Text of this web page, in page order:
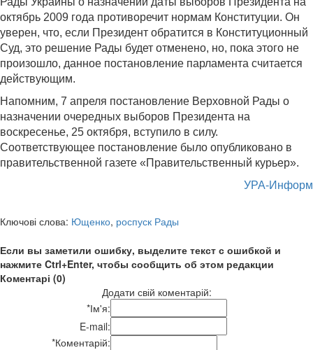
октябрь 2009 года противоречит нормам Конституции. Он
уверен, что, если Президент обратится в Конституционный
Суд, это решение Рады будет отменено, но, пока этого не
произошло, данное постановление парламента считается
действующим.
Напомним, 7 апреля постановление Верховной Рады о
назначении очередных выборов Президента на
воскресенье, 25 октября, вступило в силу.
Соответствующее постановление было опубликовано в
правительственной газете «Правительственный курьер».
УРА-Информ
Ключові слова: Ющенко, роспуск Рады
Если вы заметили ошибку, выделите текст с ошибкой и
нажмите Ctrl+Enter, чтобы сообщить об этом редакции
Коментарі (0)
Додати свій коментарій:
*Ім'я:
E-mail:
*Коментарій: